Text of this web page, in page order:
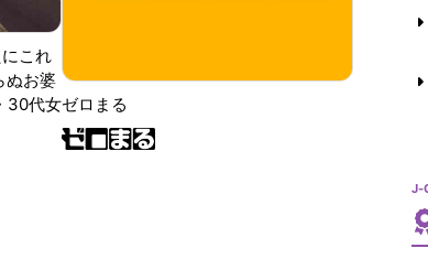
これ
ぬお婆
30代女ゼロまる
J-